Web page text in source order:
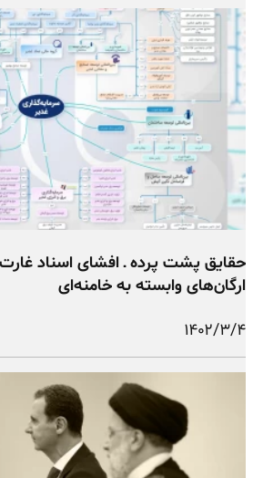
حقایق پشت پرده ـ افشای اسناد
ارگان‌های وابسته به خامنه‌ای
۱۴۰۲/۳/۴